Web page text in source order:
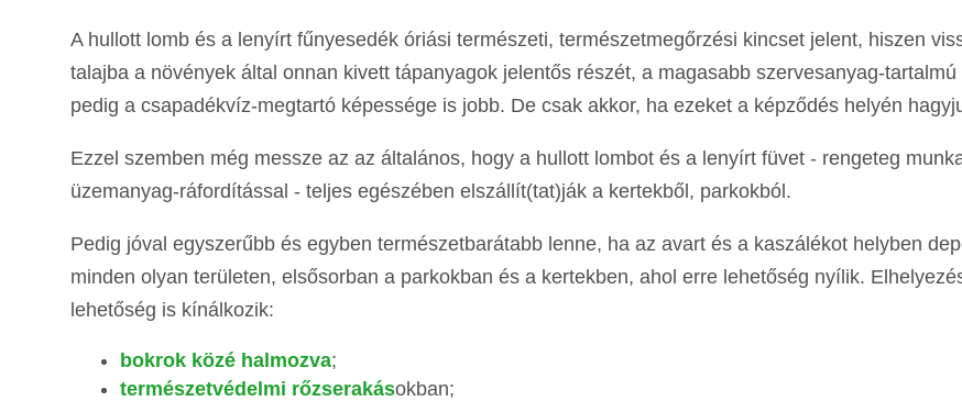
A hullott lomb és a lenyírt fűnyesedék óriási természeti, természetmegőrzési kincset jelent, hiszen
talajba a növények által onnan kivett tápanyagok jelentős részét, a magasabb szervesanyag-
pedig a csapadékvíz-megtartó képessége is jobb. De csak akkor, ha ezeket a képződés helyén
Ezzel szemben még messze az az általános, hogy a hullott lombot és a lenyírt füvet - rengeteg
üzemanyag-ráfordítással - teljes egészében elszállít(tat)ják a kertekből, parkokból.
Pedig jóval egyszerűbb és egyben természetbarátabb lenne, ha az avart és a kaszálékot helyben
minden olyan területen, elsősorban a parkokban és a kertekben, ahol erre lehetőség nyílik.
lehetőség is kínálkozik:
bokrok közé halmozva;
természetvédelmi rőzserakásokban;